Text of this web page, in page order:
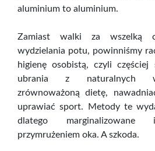
aluminium to aluminium.
Zamiast walki za wszelką
wydzielania potu, powinniśmy
higienę osobistą, czyli
ubrania z naturalnych
zrównoważoną dietę,
uprawiać sport. Metody te
dlatego
przymrużeniem oka. A szkoda.